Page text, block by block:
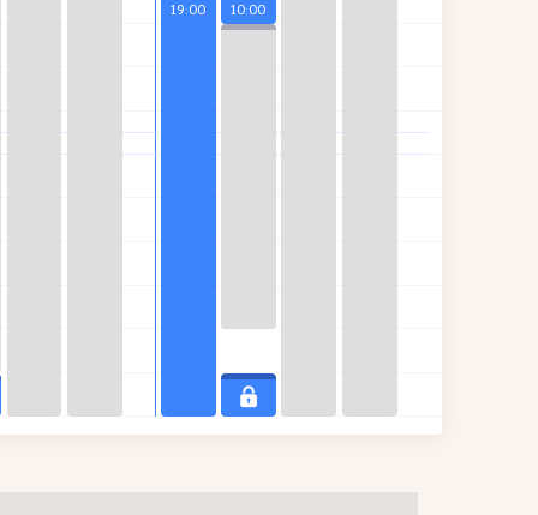
19:00
10:00